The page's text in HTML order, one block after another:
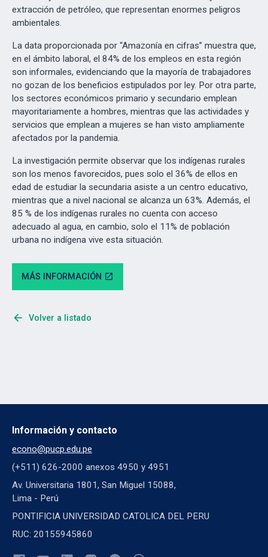
extracción de petróleo, que representan enormes peligros
ambientales.
La data proporcionada por “Amazonía en cifras” muestra que,
en el ámbito laboral, el 84% de los empleos en esta región
son informales, evidenciando que la mayoría de trabajadores
no gozan de los beneficios estipulados por ley. Por otra parte,
los sectores económicos primario y secundario emplean
mayoritariamente a hombres, mientras que las actividades y
servicios que emplean a mujeres se han visto ampliamente
afectados por la pandemia.
La investigación permite observar que los indígenas rurales
son los menos favorecidos, pues solo el 36% de ellos en
edad de estudiar la secundaria asiste a un centro educativo,
mientras que a nivel nacional se alcanza un 63%. Además, el
85 % de los indígenas rurales no cuenta con acceso
adecuado al agua, en cambio, solo el 11% de población
urbana no indígena vive esta situación.
MÁS INFORMACIÓN open_in_new
arrow_back Volver a listado
Información y contacto
econo@pucp.edu.pe
(+511) 626-2000 anexos 4950 y 4951
Av. Universitaria 1801, San Miguel 15088,
Lima - Perú
PONTIFICIA UNIVERSIDAD CATOLICA DEL PERU
RUC: 20155945860